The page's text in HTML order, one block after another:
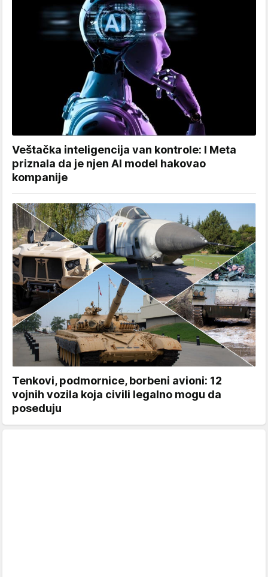
Veštačka inteligencija van kontrole: I Meta
priznala da je njen AI model hakovao
kompanije
Tenkovi, podmornice, borbeni avioni: 12
vojnih vozila koja civili legalno mogu da
poseduju